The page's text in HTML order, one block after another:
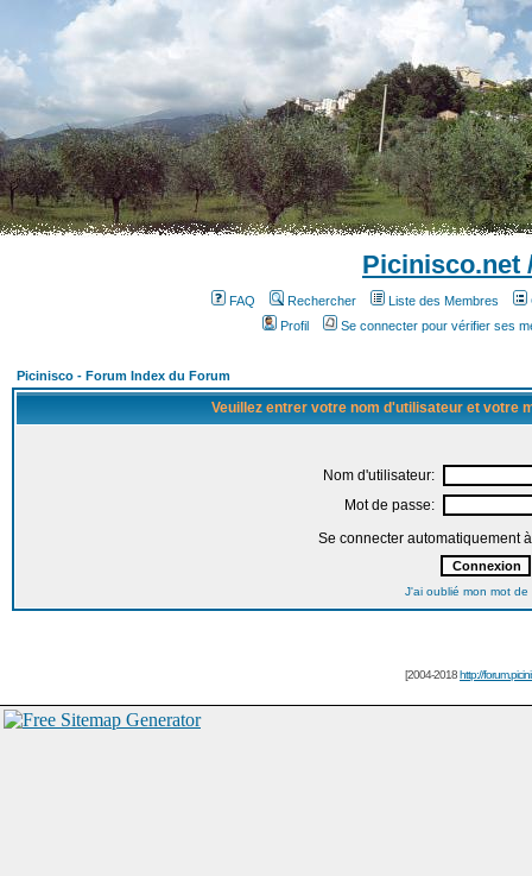
Picinisco.net
FAQ Rechercher Liste des Membres
Profil
Se connecter pour vérifier ses
Picinisco - Forum Index du Forum
Veuillez entrer votre nom d'utilisateur et votre
Nom d'utilisateur:
Mot de passe:
Se connecter automatiquement
J'ai oublié mon mot de
[2004-2018http://